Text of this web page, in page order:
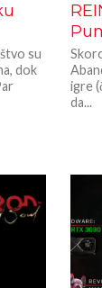
su
dok
igre
da...